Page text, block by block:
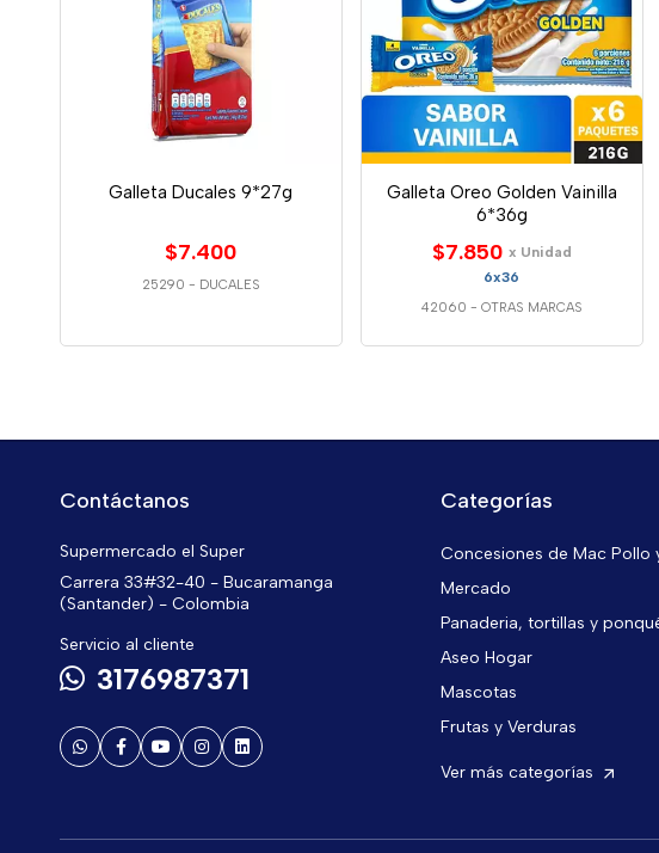
Galleta Ducales 9*27g
$7.400
25290 - DUCALES
Galleta Oreo Golden Vainilla
6*36g
$7.850 x Unidad
6x36
42060 - OTRAS MARCAS
Contáctanos
Supermercado el Super
Carrera 33#32-40 - Bucaramanga
(Santander) - Colombia
Servicio al cliente
3176987371
Categorías
Concesiones de Mac Pollo
Mercado
Panaderia, tortillas y
Aseo Hogar
Mascotas
Frutas y Verduras
Ver más categorías